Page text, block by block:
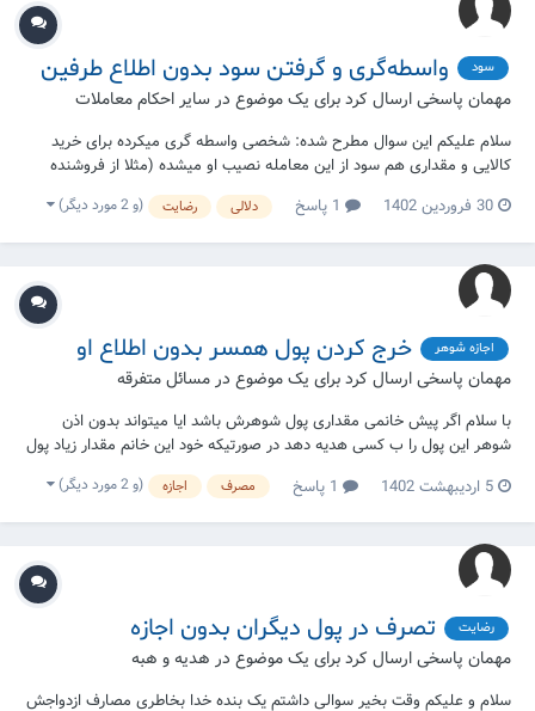
سود واسطه‌گری و گرفتن سود بدون اطلاع طرفین
مهمان پاسخی ارسال کرد برای یک موضوع در سایر احکام معاملات
سلام علیکم این سوال مطرح شده: شخصی واسطه گری میکرده برای خرید
کالایی و مقداری هم سود از این معامله نصیب او میشده (مثلا از فروشنده
اصلی ۱۰۰ تومن میخریده و به خریدار ۱۲۰تومن میفروخته) اما درباره سودی
که خودش میبرد به خریداران چیزی نگفته حکم این سود چی...
30 فروردین 1402 دلالی رضایت (و 2 مورد دیگر)
اجازه شوهر خرج کردن پول همسر بدون اطلاع او
مهمان پاسخی ارسال کرد برای یک موضوع در مسائل متفرقه
با سلام اگر پیش خانمی مقداری پول شوهرش باشد ایا میتواند بدون اذن
شوهر این پول را ب کسی هدیه دهد در صورتیکه خود این خانم مقدار زیاد پول
در حساب خود دارد و میخواهد تمام این پول را ب شوهر دهد و به دل خود
نیت کند که مقدار پول هدیه شده در این پول مجرا شود ؟
5 اردیبهشت 1402 مصرف اجازه (و 2 مورد دیگر)
رضایت تصرف در پول دیگران بدون اجازه
مهمان پاسخی ارسال کرد برای یک موضوع در هدیه و هبه
سلام و علیکم وقت بخیر سوالی داشتم یک بنده خدا بخاطری مصارف ازدواجش